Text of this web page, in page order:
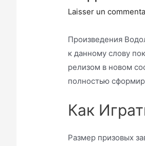
Laisser un
Произведения
к данному слову
релизом в новом
полностью
Как
Размер призовых